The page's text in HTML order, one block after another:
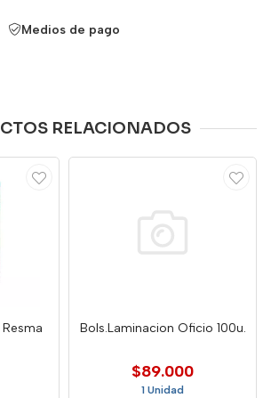
Medios de pago
RELACIONADOS
Bols.Laminacion Oficio 100u.
$89.000
1 Unidad